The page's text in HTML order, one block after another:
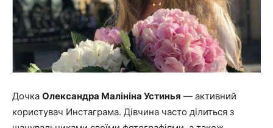
Дочка Олександра Малініна Устинья — активний
користувач Инстаграма. Дівчина часто ділиться з